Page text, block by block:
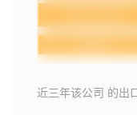
近三年该公司 的出